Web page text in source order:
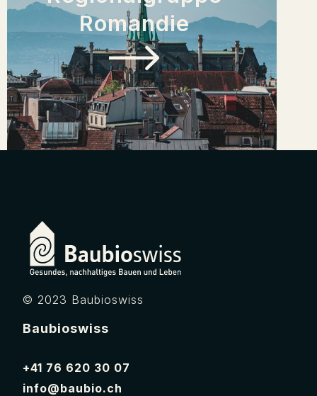
Romandie
Regionalgruppe
Schaffhausen
© 2023 Baubioswiss
Baubioswiss
+41 76 620 30 07
info@baubio.ch